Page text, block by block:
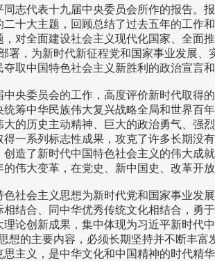
同志代表十九届中央委员会所作的报告。
二十大主题，回顾总结了过去五年的工作
对全面建设社会主义现代化国家、全面
署，为新时代新征程党和国家事业发展
取中国特色社会主义新胜利的政治宣言
中央委员会的工作，高度评价新时代取得
筹中华民族伟大复兴战略全局和世界百
大的历史主动精神、巨大的政治勇气、强
一系列标志性成果，攻克了许多长期没
造了新时代中国特色社会主义的伟大成
伟大变革，在党史、新中国史、改革开
色社会主义思想为新时代党和国家事业发
结合、同中华优秀传统文化相结合，勇
论创新成果，集中体现为习近平新时代
想的主要内容，必须长期坚持并不断丰
主义，是中华文化和中国精神的时代精